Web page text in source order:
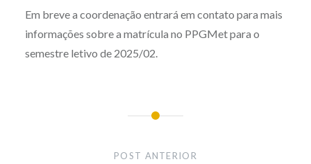
Em breve a coordenação entrará em contato para mais
informações sobre a matrícula no PPGMet para o
semestre letivo de 2025/02.
POST ANTERIOR